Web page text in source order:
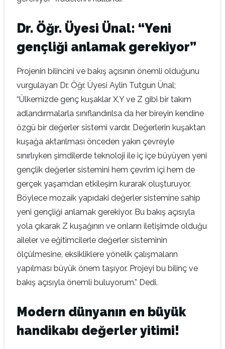
Dr. Öğr. Üyesi Ünal: “Yeni
gençliği anlamak gerekiyor”
Projenin bilincini ve bakış açısının önemli olduğunu
vurgulayan Dr. Öğr. Üyesi Aylin Tutgun Ünal;
“Ülkemizde genç kuşaklar X,Y ve Z gibi bir takım
adlandırmalarla sınıflandırılsa da her bireyin kendine
özgü bir değerler sistemi vardır. Değerlerin kuşaktan
kuşağa aktarılması önceden yakın çevreyle
sınırlıyken şimdilerde teknoloji ile iç içe büyüyen yeni
gençlik değerler sistemini hem çevrim içi hem de
gerçek yaşamdan etkileşim kurarak oluşturuyor.
Böylece mozaik yapıdaki değerler sistemine sahip
yeni gençliği anlamak gerekiyor. Bu bakış açısıyla
yola çıkarak Z kuşağının ve onların iletişimde olduğu
aileler ve eğitimcilerle değerler sisteminin
ölçülmesine, eksikliklere yönelik çalışmaların
yapılması büyük önem taşıyor. Projeyi bu bilinç ve
bakış açısıyla önemli buluyorum.” Dedi.
Modern dünyanın en büyük
handikabı değerler yitimi!